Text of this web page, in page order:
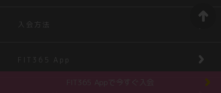
入会方法
FIT365 App
FIT365 Appで今すぐ入会